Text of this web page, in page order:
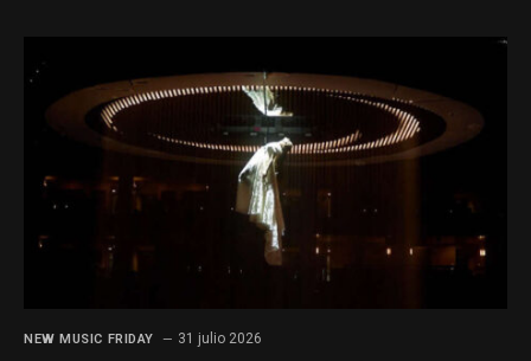
NEW MUSIC FRIDAY 31 julio 2026